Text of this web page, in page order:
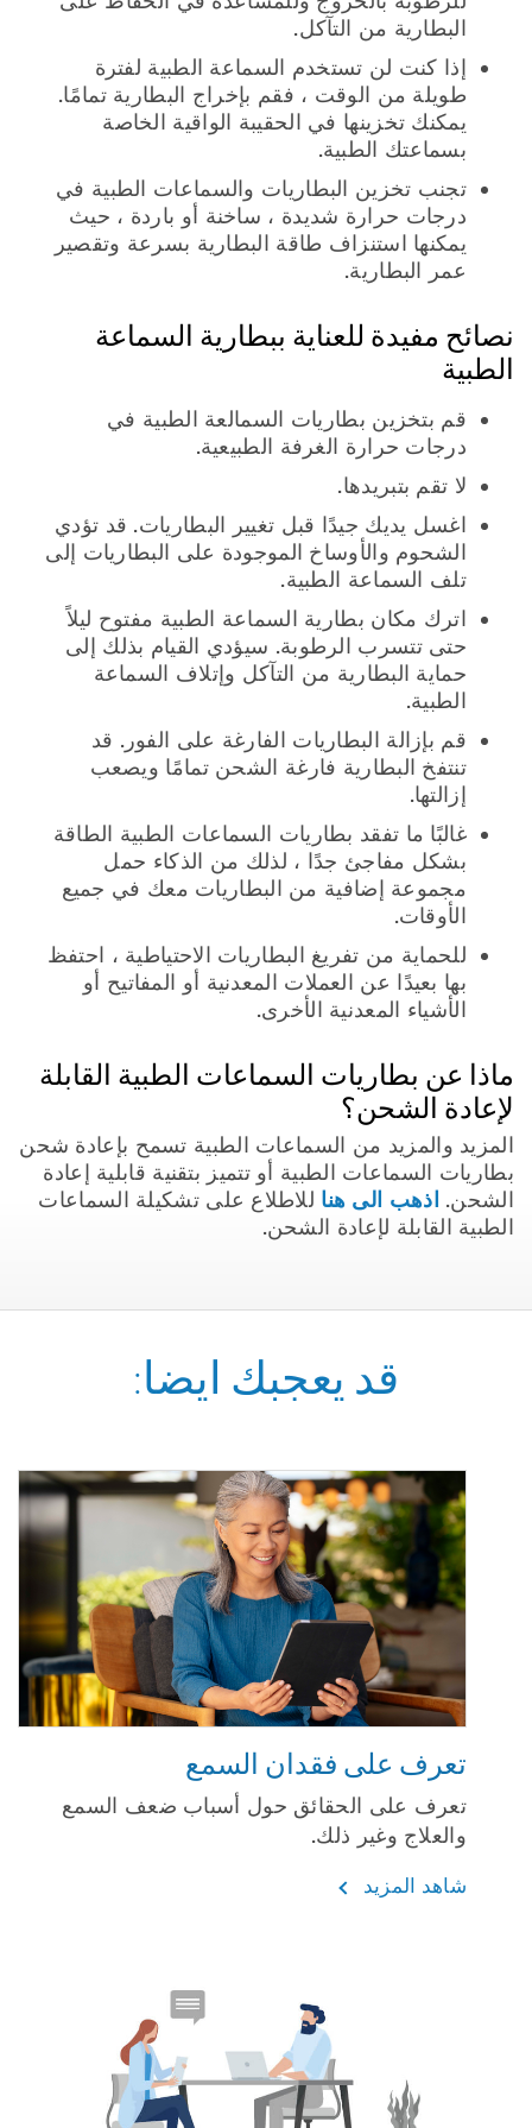
البطارية من التآكل.
إذا كنت لن تستخدم السماعة الطبية لفترة
طويلة من الوقت ، فقم بإخراج البطارية تمامًا.
يمكنك تخزينها في الحقيبة الواقية الخاصة
بسماعتك الطبية.
تجنب تخزين البطاريات والسماعات الطبية في
درجات حرارة شديدة ، ساخنة أو باردة ، حيث
يمكنها استنزاف طاقة البطارية بسرعة وتقصير
عمر البطارية.
نصائح مفيدة للعناية ببطارية السماعة
الطبية
قم بتخزين بطاريات السمالعة الطبية في
درجات حرارة الغرفة الطبيعية.
لا تقم بتبريدها.
اغسل يديك جيدًا قبل تغيير البطاريات. قد تؤدي
الشحوم والأوساخ الموجودة على البطاريات إلى
تلف السماعة الطبية.
اترك مكان بطارية السماعة الطبية مفتوح ليلاً
حتى تتسرب الرطوبة. سيؤدي القيام بذلك إلى
حماية البطارية من التآكل وإتلاف السماعة
الطبية.
قم بإزالة البطاريات الفارغة على الفور. قد
تنتفخ البطارية فارغة الشحن تمامًا ويصعب
إزالتها.
غالبًا ما تفقد بطاريات السماعات الطبية الطاقة
بشكل مفاجئ جدًا ، لذلك من الذكاء حمل
مجموعة إضافية من البطاريات معك في جميع
الأوقات.
للحماية من تفريغ البطاريات الاحتياطية ، احتفظ
بها بعيدًا عن العملات المعدنية أو المفاتيح أو
الأشياء المعدنية الأخرى.
ماذا عن بطاريات السماعات الطبية القابلة
لإعادة الشحن؟
المزيد والمزيد من السماعات الطبية تسمح بإعادة شحن
بطاريات السماعات الطبية أو تتميز بتقنية قابلية إعادة
الشحن. اذهب الى هنا للاطلاع على تشكيلة السماعات
الطبية القابلة لإعادة الشحن.
قد يعجبك ايضا:
تعرف على فقدان السمع
تعرف على الحقائق حول أسباب ضعف السمع
والعلاج وغير ذلك.
شاهد المزيد